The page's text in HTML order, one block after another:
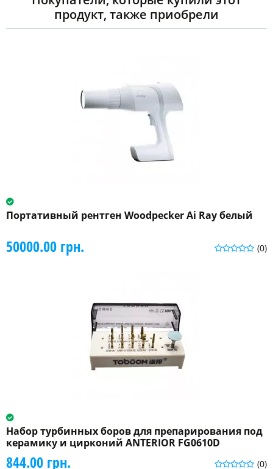
продукт, также приобрели
Портативный рентген Woodpecker Ai Ray белый
(0)
50000.00 грн.
Набор турбинных боров для препарирования под
керамику и цирконий ANTERIOR FG0610D
(0)
844.00 грн.